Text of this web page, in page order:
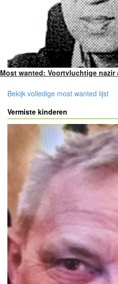
Most wanted: Voortvluchtige nazir
Bekijk volledige most wanted lijst
Vermiste kinderen